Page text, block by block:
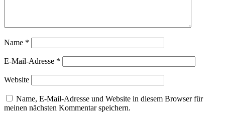
Name *
E-Mail-Adresse *
Website
Name, E-Mail-Adresse und Website in diesem Browser für
meinen nächsten Kommentar speichern.